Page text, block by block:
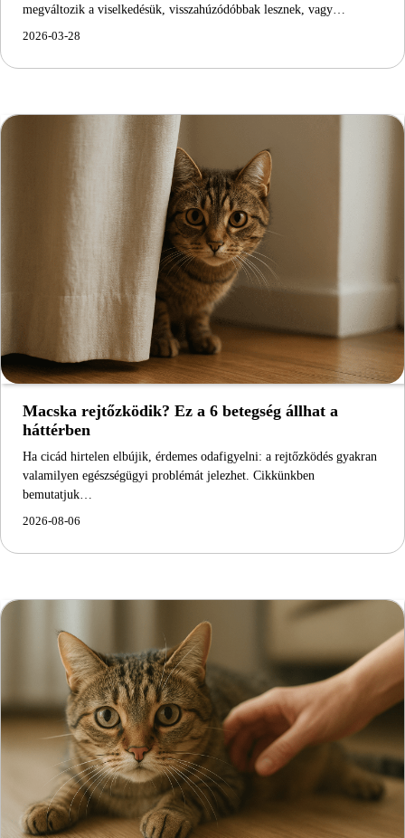
megváltozik a viselkedésük, visszahúzódóbbak lesznek, vagy…
2026-03-28
Macska rejtőzködik? Ez a 6 betegség állhat a
háttérben
Ha cicád hirtelen elbújik, érdemes odafigyelni: a rejtőzködés gyakran
valamilyen egészségügyi problémát jelezhet. Cikkünkben
bemutatjuk…
2026-08-06